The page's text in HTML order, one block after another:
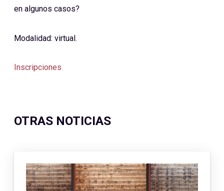
en algunos casos?
Modalidad: virtual.
Inscripciones
OTRAS NOTICIAS